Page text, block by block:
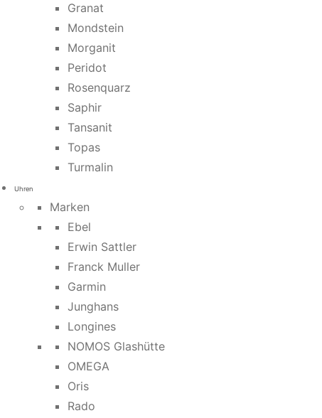
Granat
Mondstein
Morganit
Peridot
Rosenquarz
Saphir
Tansanit
Topas
Turmalin
Uhren
Marken
Ebel
Erwin Sattler
Franck Muller
Garmin
Junghans
Longines
NOMOS Glashütte
OMEGA
Oris
Rado